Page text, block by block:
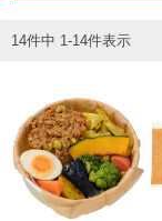
ギフト
プリペイドカード・
コピー
プリント
宅配便
切手・はがき・印紙
チケットサービス
セブンチケット
セブン‐イレブンで
ニュースリリース
企業理念
会社概要
サステナビリティ
サステナビリティト
セブン＆アイ・ホ
加盟店オーナ
14件中 1-14件表示